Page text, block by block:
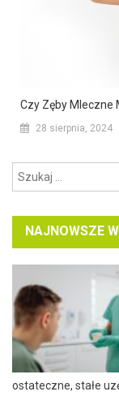
Czy Zęby Mleczne
28 sierpnia, 2024
NAJNOWSZE
ostateczne, stałe